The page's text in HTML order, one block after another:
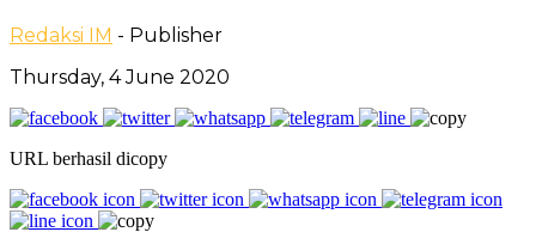
Redaksi IM - Publisher
Thursday, 4 June 2020
URL berhasil dicopy